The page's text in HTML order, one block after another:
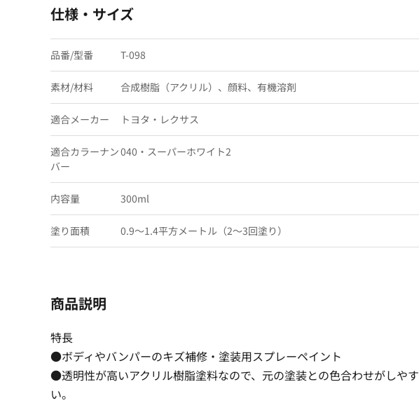
仕様・サイズ
品番/型番 T-098
素材/材料 合成樹脂（アクリル）、顔料、有機溶剤
適合メーカー トヨタ・レクサス
適合カラーナン
バー
040・スーパーホワイト2
内容量 300ml
塗り面積 0.9〜1.4平方メートル（2〜3回塗り）
商品説明
特長
●ボディやバンパーのキズ補修・塗装用スプレーペイント
●透明性が高いアクリル樹脂塗料なので、元の塗装との色合わせがしやす
い。